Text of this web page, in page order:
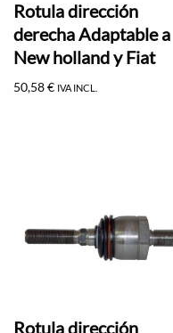
Rotula dirección
derecha Adaptable a
New holland y Fiat
50,58€ IVA INCL.
Rotula dirección